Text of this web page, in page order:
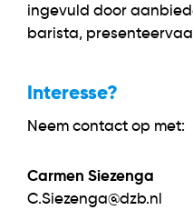
ingevuld door
barista,
Interesse?
Neem contact op met:
Carmen Siezenga
C.Siezenga@dzb.nl